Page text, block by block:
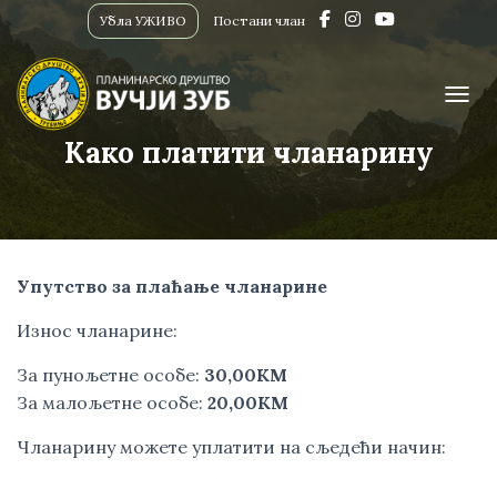
Убла УЖИВО Постани члан
Како платити чланарину
Упутство за плаћање чланарине
Износ чланарине:
За пунољетне особе: 30,00КМ
За малољетне особе: 20,00КМ
Чланарину можете уплатити на сљедећи начин: